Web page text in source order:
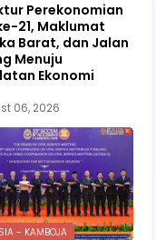
Perekonomian
21, Maklumat
Barat, dan Jalan
Menuju
Ekonomi
06, 2026
- KAMBOJA